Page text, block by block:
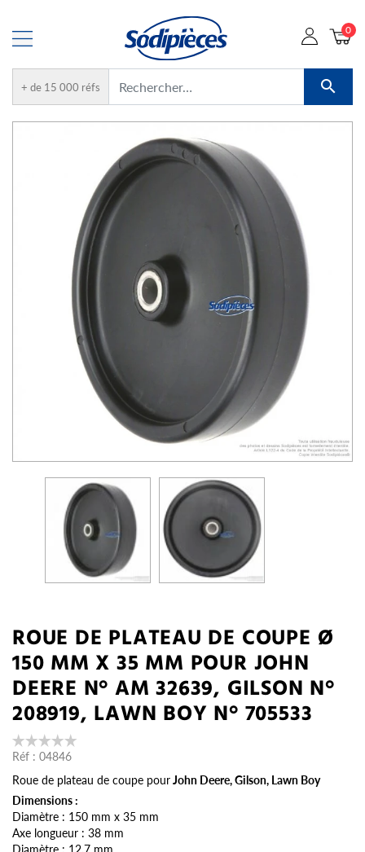
+ de 15 000 réfs 
0
ROUE DE PLATEAU DE COUPE Ø
150 MM X 35 MM POUR JOHN
DEERE N° AM 32639, GILSON N°
208919, LAWN BOY N° 705533
Réf : 04846
Roue de plateau de coupe pourJohn Deere, Gilson, Lawn Boy
Dimensions :
Diamètre : 150 mm x 35 mm
Axe longueur : 38 mm
Diamètre : 12,7 mm